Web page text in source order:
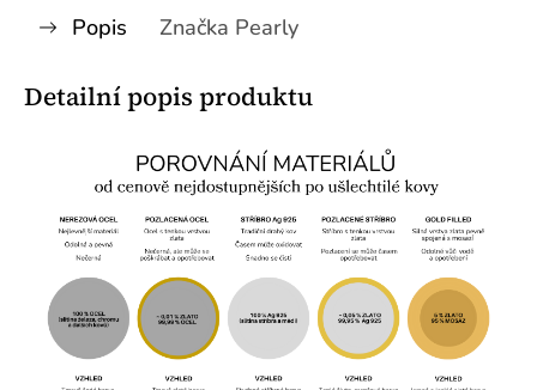
Popis Značka Pearly
Detailní popis produktu